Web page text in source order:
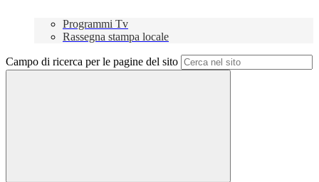
Programmi Tv
Rassegna stampa locale
Campo di ricerca per le pagine del sito